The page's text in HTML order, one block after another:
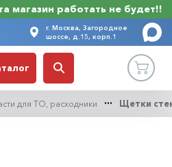
магазин работать не будет!!
г. Москва, Загородное
шоссе, д.15, корп.1
для ТО, расходники Щетки